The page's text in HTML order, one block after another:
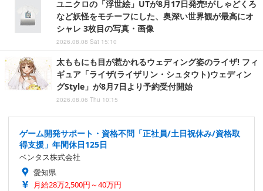
ユニクロの「浮世絵」UTが8月17日発売!がしゃどくろ
など妖怪をモチーフにした、奥深い世界観が最高にオ
シャレ 3枚目の写真・画像
2026.08.08 Sat 15:10
太ももにも目が惹かれるウェディング姿のライザ! フィ
ギュア「ライザ(ライザリン・シュタウト)ウェディン
グStyle」が8月7日より予約受付開始
2026.08.06 Thu 10:15
ゲーム開発サポート・資格不問「正社員/土日祝休み/資格取
得支援」年間休日125日
ベンタス株式会社
愛知県
月給28万2,500円～40万円